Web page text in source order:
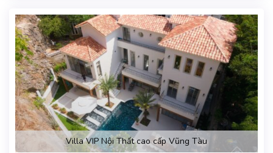
Villa VIP Nội Thất cao cấp Vũng Tàu